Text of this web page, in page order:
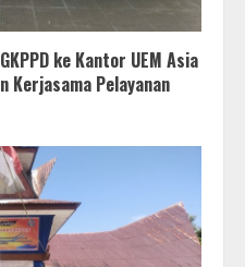
ke Kantor UEM Asia
Kerjasama Pelayanan